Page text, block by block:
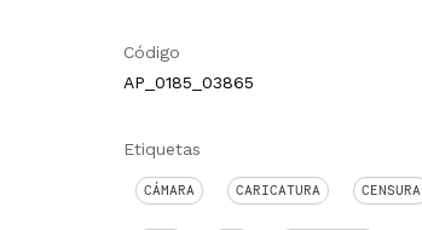
Código
AP_0185_03865
Etiquetas
CÁMARA CARICATURA CENSURA